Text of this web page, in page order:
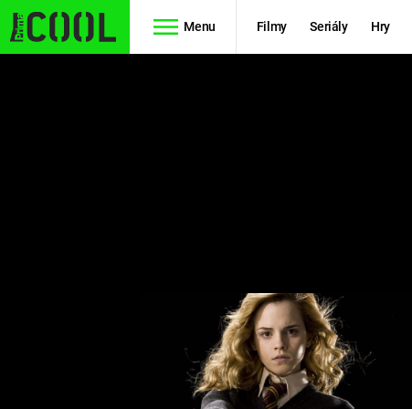
Menu Filmy Seriály Hry
PREDÁTOR